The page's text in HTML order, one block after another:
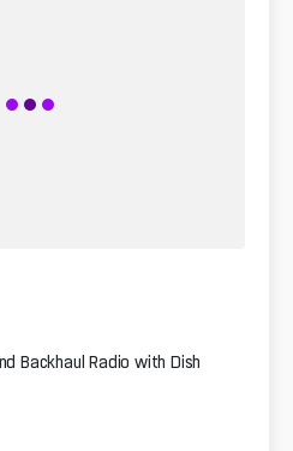
Backhaul Radio with Dish